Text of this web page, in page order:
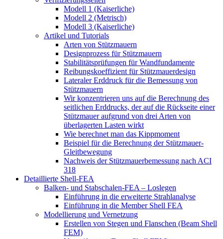
Modell 1 (Kaiserliche)
Modell 2 (Metrisch)
Modell 3 (Kaiserliche)
Artikel und Tutorials
Arten von Stützmauern
Designprozess für Stützmauern
Stabilitätsprüfungen für Wandfundamente
Reibungskoeffizient für Stützmauerdesign
Lateraler Erddruck für die Bemessung von
Stützmauern
Wir konzentrieren uns auf die Berechnung des
seitlichen Erddrucks, der auf die Rückseite einer
Stützmauer aufgrund von drei Arten von
überlagerten Lasten wirkt
Wie berechnet man das Kippmoment
Beispiel für die Berechnung der Stützmauer-
Gleitbewegung
Nachweis der Stützmauerbemessung nach ACI
318
Detaillierte Shell-FEA
Balken- und Stabschalen-FEA – Loslegen
Einführung in die erweiterte Strahlanalyse
Einführung in die Member Shell FEA
Modellierung und Vernetzung
Erstellen von Stegen und Flanschen (Beam Shell
FEM)